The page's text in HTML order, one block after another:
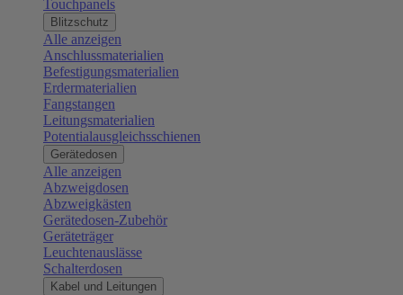
Touchpanels
Blitzschutz
Alle anzeigen
Anschlussmaterialien
Befestigungsmaterialien
Erdermaterialien
Fangstangen
Leitungsmaterialien
Potentialausgleichsschienen
Gerätedosen
Alle anzeigen
Abzweigdosen
Abzweigkästen
Gerätedosen-Zubehör
Geräteträger
Leuchtenauslässe
Schalterdosen
Kabel und Leitungen